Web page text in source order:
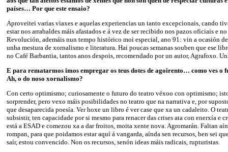
países… Por que este ensaio?
Aproveitei varias viaxes e aquelas experiencias un tanto excepcionais, cando
estar nos arrabaldes máis afastados e á vez de ser recibido nos pazos oficiais e
Revolución, ademáis nun tempo histórico moi especial, ano 91: vin a ocasión
unha mestura de xornalismo e literatura. Hai poucas semanas souben que ese
no Café Barbantia, tantos anos despois, recomendado por un autor, Agrafoxo.
E para rematarmos imos empregar os teus dotes de agoirento… como ves o
Ah, o do noso xornalismo?
Con certo optimismo; curiosamente o futuro do teatro véxoo con optimismo;
sorprender, pero vexo máis posibilidades no teatro que na narrativa e, por
que desaparecida poesía. Ver hoxe un libro é ver case que xa un cadaleito. O
subsistir, ten capacidade por si mesmo para renacer das crises ata con enerxía e
está a ESAD e comezou xa a dar froitos, moita xente nova. Agromarán. Faltan
rompan, para que poidamos estar aquí á vangarda, aínda sen recursos, ben sei
saír, estou convencido. Non os recursos, senón ideas máis radicais, rupturistas.